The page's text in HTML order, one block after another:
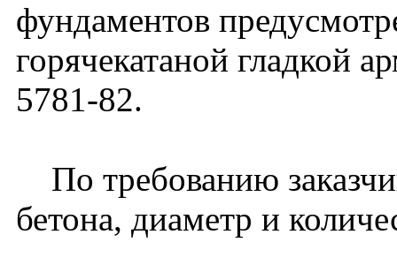
фундаментов
горячекатаной гладкой
5781-82.
По требованию
бетона, диаметр и